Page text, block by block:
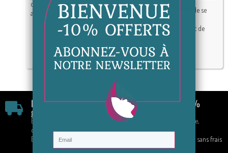
Avec l'arrivée imminente de l'été, le désir de se
sentir bien dans son corps pour profiter
pleinement des journées ensoleillées se fait de
plus en plus pressant.
Lire la suite
Livraison rapide &
gratuite
En France à partir de 70 €
d'achat
En mondial relais
Paiement 100%
CB, Paypal, Chèque,
Virement
Paiement en 4 fois sans frais
!